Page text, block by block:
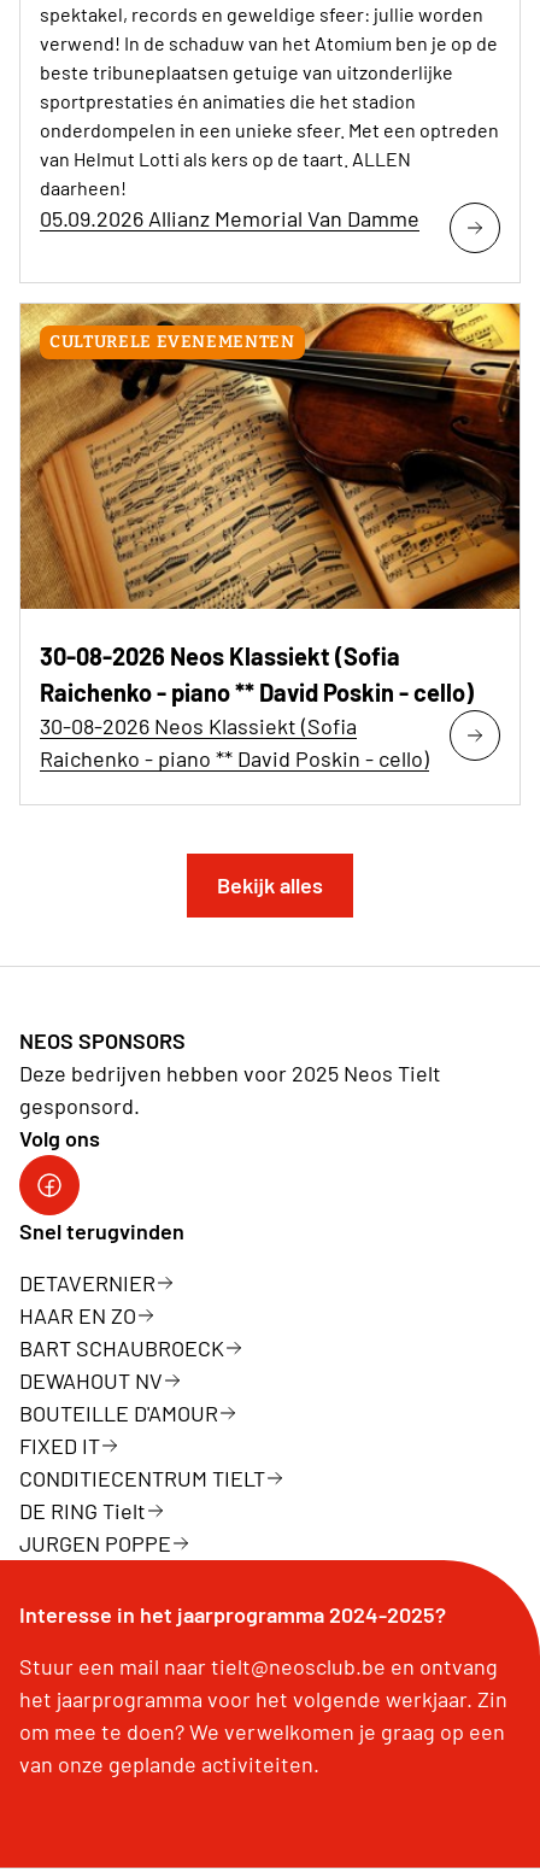
spektakel, records en geweldige sfeer: jullie worden
verwend! In de schaduw van het Atomium ben je op de
beste tribuneplaatsen getuige van uitzonderlijke
sportprestaties én animaties die het stadion
onderdompelen in een unieke sfeer. Met een optreden
van Helmut Lotti als kers op de taart. ALLEN
daarheen!
05.09.2026 Allianz Memorial Van Damme
CULTURELE EVENEMENTEN
30-08-2026 Neos Klassiekt (Sofia
Raichenko - piano ** David Poskin - cello)
30-08-2026 Neos Klassiekt (Sofia
Raichenko - piano ** David Poskin - cello)
Bekijk alles
NEOS SPONSORS
Deze bedrijven hebben voor 2025 Neos Tielt
gesponsord.
Volg ons
Facebookpagina Neos Tielt
Snel terugvinden
DETAVERNIER
HAAR EN ZO
BART SCHAUBROECK
DEWAHOUT NV
BOUTEILLE D'AMOUR
FIXED IT
CONDITIECENTRUM TIELT
DE RING Tielt
JURGEN POPPE
Interesse in het jaarprogramma 2024-2025?
Stuur een mail naar tielt@neosclub.be en ontvang
het jaarprogramma voor het volgende werkjaar. Zin
om mee te doen? We verwelkomen je graag op een
van onze geplande activiteiten.